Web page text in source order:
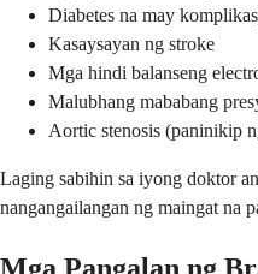
Diabetes na may
Kasaysayan ng stroke
Mga hindi balanseng
Malubhang mababang
Aortic stenosis (paninikip
Laging sabihin sa iyong doktor
nangangailangan ng maingat na
Mga Pangalan ng